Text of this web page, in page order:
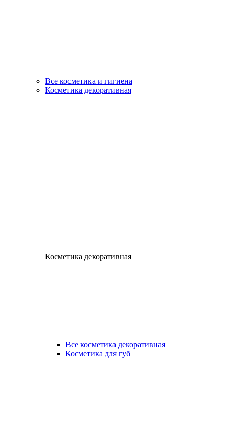
Все косметика и гигиена
Косметика декоративная
Косметика декоративная
Все косметика декоративная
Косметика для губ